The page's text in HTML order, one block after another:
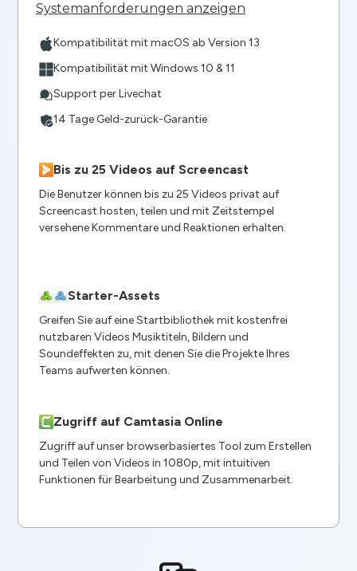
Systemanforderungen anzeigen
Kompatibilität mit macOS ab Version 13
Kompatibilität mit Windows 10 & 11
Support per Livechat
14 Tage Geld-zurück-Garantie
Bis zu 25 Videos auf Screencast
Die Benutzer können bis zu 25 Videos privat auf
Screencast hosten, teilen und mit Zeitstempel
versehene Kommentare und Reaktionen erhalten.
Starter-Assets
Greifen Sie auf eine Startbibliothek mit kostenfrei
nutzbaren Videos Musiktiteln, Bildern und
Soundeffekten zu, mit denen Sie die Projekte Ihres
Teams aufwerten können.
Zugriff auf Camtasia Online
Zugriff auf unser browserbasiertes Tool zum Erstellen
und Teilen von Videos in 1080p, mit intuitiven
Funktionen für Bearbeitung und Zusammenarbeit.